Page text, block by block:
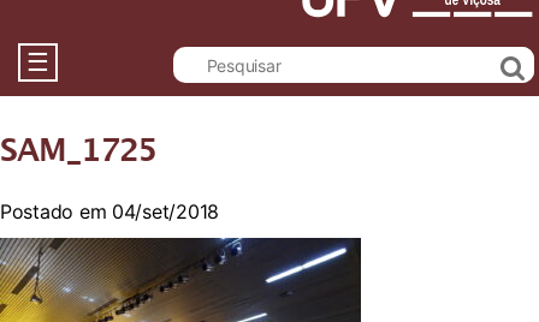
Legislação
Canais
☰
SAM_1725
Postado em 04/set/2018